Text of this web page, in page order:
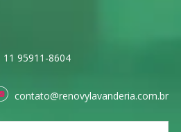
11 95911-8604
contato@renovylavanderia.com.br